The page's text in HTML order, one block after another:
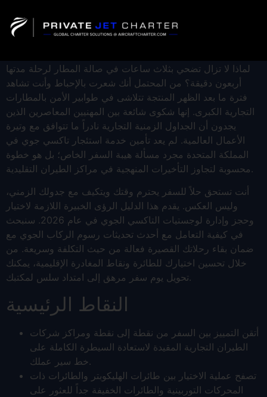
لماذا لا تزال تضحي بثلاث ساعات في صالة المطار لرحلة مدتها
أربعون دقيقة؟ من المحتمل أنك شعرت بالإحباط وأنت تشاهد
فترة ما بعد الظهر المنتجة تتلاشى في طوابير الأمن بالمطارات
التجارية الكبرى. إنها شكوى شائعة بين المهنيين المعاصرين الذين
يجدون أن الجداول الزمنية التجارية نادراً ما تتوافق مع وتيرة
الأعمال العالمية. لم يعد تأمين خدمة استئجار تاكسي جوي في
المملكة المتحدة مجرد مسألة هيبة السفر الخاص؛ بل هو خطوة
محسوبة لتجاوز التأخيرات المنهجية في مراكز الطيران التقليدية.
أنت تستحق حلاً للسفر يحترم وقتك ويتكيف مع جدولك الزمني،
وليس العكس. يقدم هذا الدليل الرؤى الخبيرة اللازمة لاختيار
وحجز وإدارة لوجستيات التاكسي الجوي في عام 2026. سنبحث
في كيفية التعامل مع أحدث تحديثات رسوم الركاب الجوي مع
ضمان بقاء رحلاتك القصيرة فعالة من حيث التكلفة وسريعة. من
خلال تحسين اختيارك للطائرة ونقاط المغادرة الإقليمية، يمكنك
تحويل يوم سفر مرهق إلى امتداد سلس لمكتبك.
النقاط الرئيسية
أتقن التمييز بين السفر من نقطة إلى نقطة ومراكز شركات
الطيران التجارية المقيدة لاستعادة السيطرة الكاملة على
خط سير عملك.
تصفح عملية الاختيار بين طائرات الهليكوبتر والطائرات ذات
المحركات التوربينية والطائرات الخفيفة جداً للعثور على